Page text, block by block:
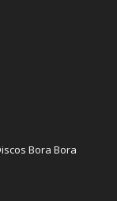
Bora Bora